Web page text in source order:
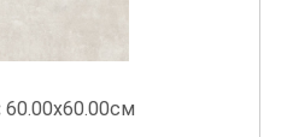
60.00x60.00см